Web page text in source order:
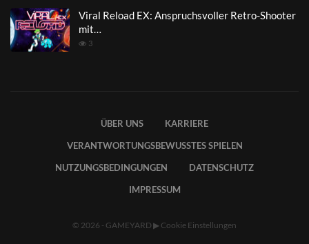
Viral Reload EX: Anspruchsvoller Retro-Shooter
mit…
3
ÜBER UNS
KARRIERE
VERANTWORTUNGSBEWUSSTES SPIELEN
NUTZUNGSBEDINGUNGEN
DATENSCHUTZ
IMPRESSUM
© 2026 - GAMEYARD ▶ Cookie Einstellungen